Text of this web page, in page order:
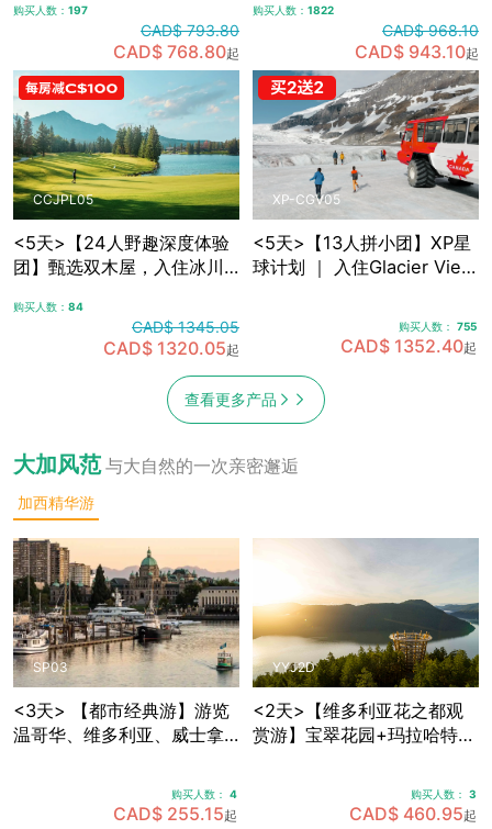
原，露易斯湖+梦莲湖+翡翠
湖+佩托湖，自选漂流/骑行/
敞篷车观光
购买人数： 197
CAD$ 793.80
CAD$ 768.80起
冰原，夜宿冰原腹地特色木
屋，自选漂流/骑行/敞篷车观
光，含卡尔加里接送机
购买人数： 1822
CAD$ 968.10
CAD$ 943.10起
CCJPL05
<5天>【24人野趣深度体验
团】甄选双木屋，入住冰川
落基山之旅，可选冰川湖
Canoe划船，景观绿道骑
行，真正慢旅行体验，含卡
购买人数： 84
CAD$ 1345.05
CAD$ 1320.05起
XP-CGV05
<5天>【13人拼小团】XP星
球计划 ｜ 入住Glacier View
购买人数： 755
CAD$ 1352.40起
查看更多产品
大加风范 与大自然的一次亲密邂逅
加西精华游
SP03
<3天> 【都市经典游】游览
温哥华、维多利亚、威士拿
购买人数： 4
CAD$ 255.15起
YYJ2D
<2天>【维多利亚花之都观
赏游】宝翠花园+玛拉哈特天
选帝后酒店住宿
购买人数： 3
CAD$ 460.95起